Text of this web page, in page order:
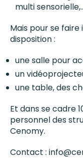
multi
Mais pour se
disposition :
une salle pour
un
une table, des
Et dans se cadre
personnel des
Cenomy.
Contact :